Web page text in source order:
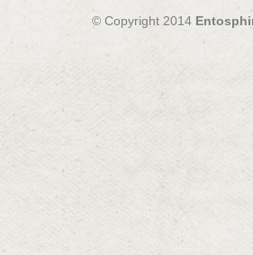
© Copyright 2014